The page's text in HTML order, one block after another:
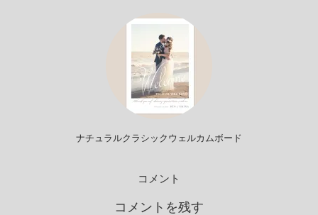
ナチュラルクラシックウェルカムボード
コメント
コメントを残す